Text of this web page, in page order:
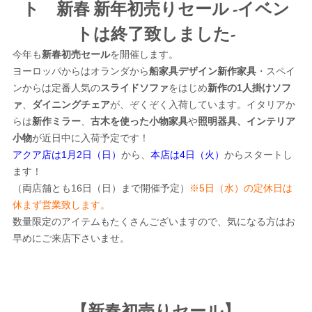
ト 新春 新年初売りセール -イベン
トは終了致しました-
今年も 新春初売セールを開催します。
ヨーロッパからはオランダから船家具デザイン新作家具・スペイ
ンからは定番人気のスライドソファをはじめ新作の1人掛けソフ
ァ
ダイニングチェアが、ぞくぞく入荷しています。イタリアか
らは新作ミラー、 古木を使った小物家具や照明器具、インテリア
小物が近日中に入荷予定です！
アクア店は1月2日（日） から、 本店は4日（火） からスタートし
ます！
（両店舗とも16日（日）まで開催予定）
※5日（水）の定休日は
休まず営業致します。
数量限定のアイテムもたくさんございますので、気になる方はお
早めにご来店下さいませ。